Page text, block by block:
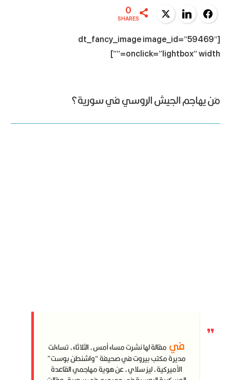
Facebook
LinkedIn
Twitter
0
SHARES
[dt_fancy_image image_id=”59469″
onclick=”lightbox” width=””]
مَن يهاجم الجيش الروسي في سورية؟
في مقالة لها نشرت مساء أمس، الثلاثاء، تساءلت
مديرة مكتب بيروت في صحيفة “واشنطن بوست”
الأميركية، ليز سلاي، عن هوية مهاجمي القاعدة